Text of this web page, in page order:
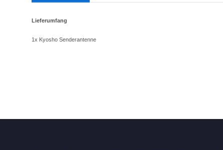
Lieferumfang
1x Kyosho Senderantenne